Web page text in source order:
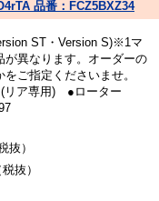
品番：FCZ5BXZ34
ST・Version S)※1マ
が異なります。オーダーの
をご指定くださいませ。
(リア専用) ●ローター
抜）
抜）